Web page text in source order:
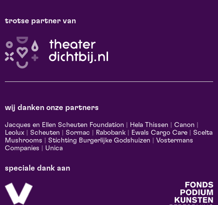
trotse partner van
wij danken onze partners
Jacques en Ellen Scheuten Foundation Hela Thissen Canon
Leolux
Scheuten Sormac Rabobank Ewals Cargo Care
Scelta
Mushrooms
Stichting Burgerlijke Godshuizen
Vostermans
Companies
Unica
speciale dank aan